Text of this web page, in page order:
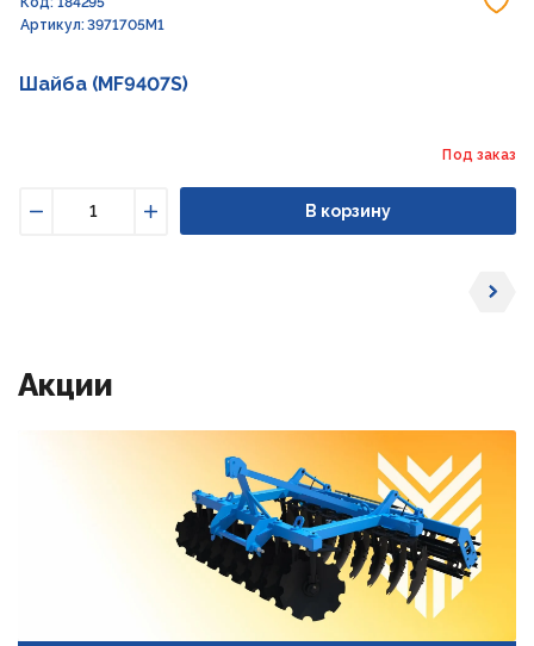
Артикул: 3971705M1
Шайба (MF9407S)
Под заказ
Увеличить
В корзину
Акции